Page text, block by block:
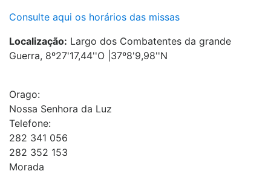
Consulte aqui os horários das missas
Localização: Largo dos Combatentes da grande
Guerra, 8º27'17,44''O |37º8'9,98''N
Orago:
Nossa Senhora da Luz
Telefone:
282 341 056
282 352 153
Morada